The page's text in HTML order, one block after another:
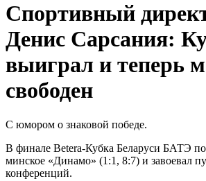
Спортивный
Денис Сарсания:
выиграл и теперь
свободен
С юмором о знаковой победе.
В финале Betera-Кубка Беларуси БАТЭ
минское «Динамо» (1:1, 8:7) и завоевал
конференций.